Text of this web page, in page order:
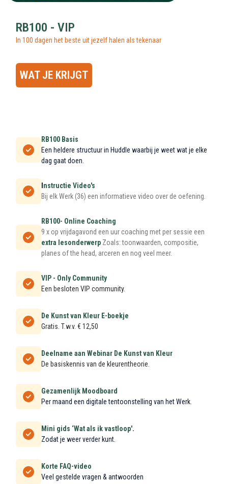
RB100 - VIP
In 100 dagen het beste uit jezelf halen als tekenaar
WAT JE KRIJGT
RB100 Basis
Een heldere structuur in Huddle waarbij je weet wat je elke
dag gaat doen.
nstructie Video's
Bij elk Werk (36) een informatieve video over de oefening.
RB100- Online Coaching
9 x op vrijdagavond een uur coaching met per sessie een
extra lesonderwerp Zoals: toonwaarden, compositie,
planes of the head, arceren en nog veel meer.
VIP - Only Community
Een besloten VIP community.
De Kunst van Kleur E-boekje
Gratis. T.w.v. € 12,50
Deelname aan Webinar De Kunst van Kleur
De basiskennis van de kleurentheorie.
Gezamenlijk Moodboard
Per maand een digitale tentoonstelling van het Werk.
Mini gids ‘Wat als ik vastloop'.
Zodat je weer verder kunt.
Korte FAQ-video
Veel gestelde vragen & antwoorden